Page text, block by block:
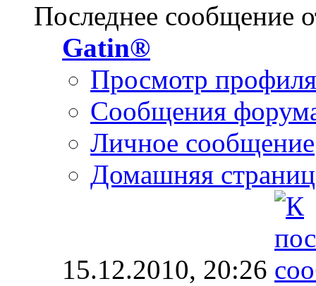
Последнее сообщение
Gatin®
Просмотр профиля
Сообщения
Личное сообщение
Домашняя
15.12.2010, 20:26